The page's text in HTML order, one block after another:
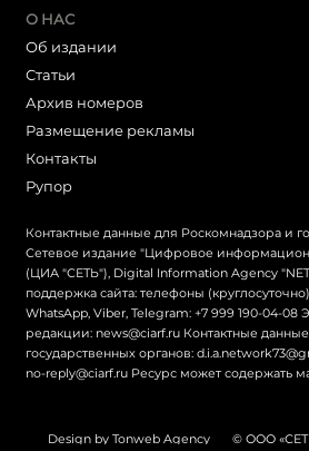
О НАС
Об издании
Статьи
Архив номеров
Размещение рекламы
Контакты
Рупор
Контактные данные для Роскомнадзора и
Сетевое издание "Цифровое
(ЦИА "СЕТЬ"), Digital Information Agency
поддержка сайта: телефоны
WhatsApp, Viber, Telegram: +7 999 190-04-08
редакции: news@ciarf.ru Контактные
государственных органов:
no-reply@ciarf.ru Ресурс может содержать
Design by Tonweb Agency © ООО